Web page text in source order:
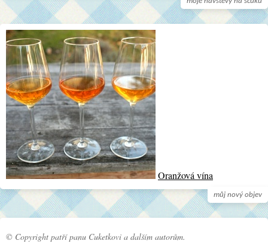
můj nový objev
Oranžová vína
© Copyright patří panu Cuketkovi a dalším autorům.